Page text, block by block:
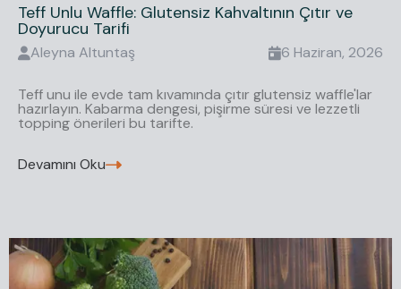
Teff Unlu Waffle: Glutensiz Kahvaltının Çıtır ve
Doyurucu Tarifi
Aleyna Altuntaş 6 Haziran, 2026
Teff unu ile evde tam kıvamında çıtır glutensiz waffle'lar
hazırlayın. Kabarma dengesi, pişirme süresi ve lezzetli
topping önerileri bu tarifte.
Devamını Oku